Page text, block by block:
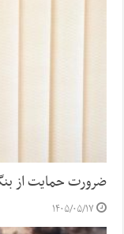
ضرورت حمایت از
۱۴۰۵/۰۵/۱۷